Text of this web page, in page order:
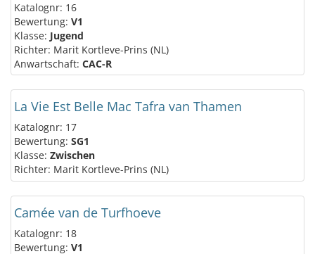
Katalognr: 16
Bewertung: V1
Klasse: Jugend
Richter: Marit Kortleve-Prins (NL)
Anwartschaft: CAC-R
La Vie Est Belle Mac Tafra van Thamen
Katalognr: 17
Bewertung: SG1
Klasse: Zwischen
Richter: Marit Kortleve-Prins (NL)
Camée van de Turfhoeve
Katalognr: 18
Bewertung: V1